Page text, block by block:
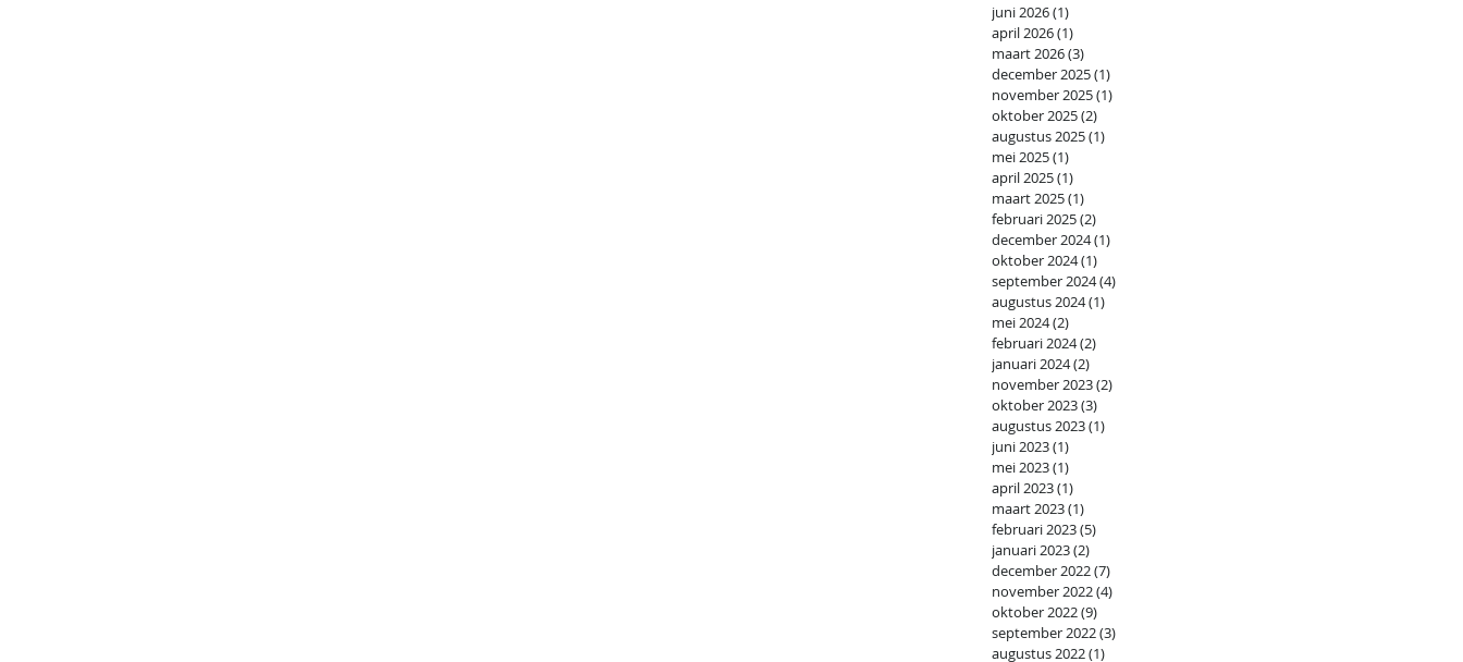
juni 2026(1)
april 2026(1)
maart 2026(3)
december 2025(1)
november 2025(1)
oktober 2025(2)
augustus 2025(1)
mei 2025(1)
april 2025(1)
maart 2025(1)
februari 2025(2)
december 2024(1)
oktober 2024(1)
september 2024(4)
augustus 2024(1)
mei 2024(2)
februari 2024(2)
januari 2024(2)
november 2023(2)
oktober 2023(3)
augustus 2023(1)
juni 2023(1)
mei 2023(1)
april 2023(1)
maart 2023(1)
februari 2023(5)
januari 2023(2)
december 2022(7)
november 2022(4)
oktober 2022(9)
september 2022(3)
augustus 2022(1)